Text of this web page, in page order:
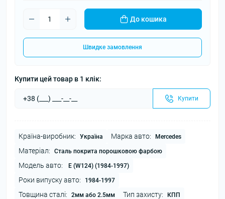
До кошика
Швидке замовлення
Купити цей товар в 1 клік:
Купити
Країна-виробник: Україна Марка авто: Mercedes
Матеріал: Сталь покрита порошковою фарбою
Модель авто: E (W124) (1984-1997)
Роки випуску авто: 1984-1997
Товщина сталі: 2мм або 2.5мм Тип захисту: КПП